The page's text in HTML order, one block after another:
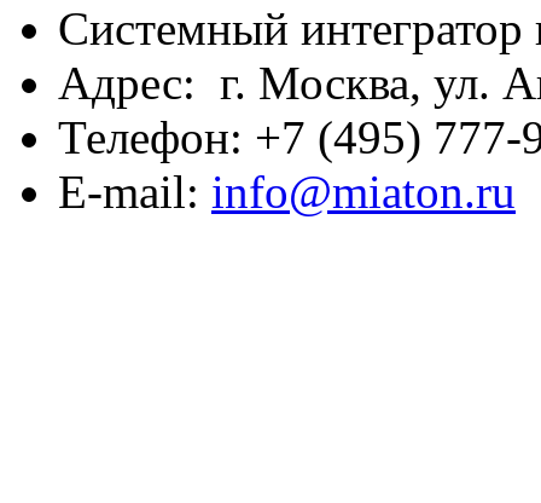
Системный
Адрес: г. Москва, ул.
Телефон: +7 (495)
E-mail: info@miaton.ru